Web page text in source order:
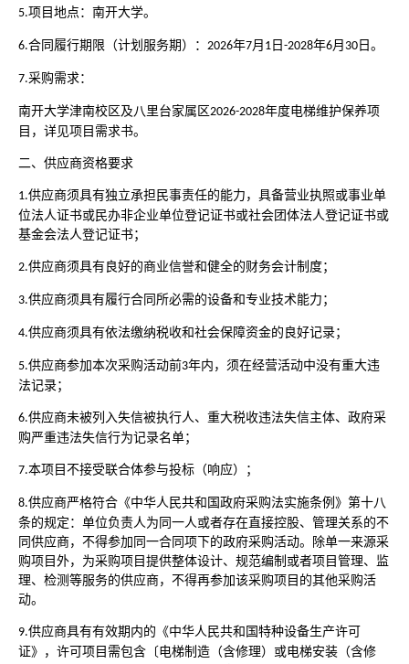
5.项目地点：南开大学。
6.合同履行期限（计划服务期）： 2026年7月 1 日 -2028年6月 30 日。
7.采购需求：
南开大学津南校区及八里台家属区2026-2028年度电梯维护保养项
目，详见项目需求书。
二、供应商资格要求
1.供应商须具有独立承担民事责任的能力，具备营业执照或事业单
位法人证书或民办非企业单位登记证书或社会团体法人登记证书或
基金会法人登记证书；
2.供应商须具有良好的商业信誉和健全的财务会计制度；
3.供应商须具有履行合同所必需的设备和专业技术能力；
4.供应商须具有依法缴纳税收和社会保障资金的良好记录；
5.供应商参加本次采购活动前3年内，须在经营活动中没有重大违
法记录；
6.供应商未被列入失信被执行人、重大税收违法失信主体、政府采
购严重违法失信行为记录名单；
7.本项目不接受联合体参与投标（响应）；
8.供应商严格符合《中华人民共和国政府采购法实施条例》第十八
条的规定：单位负责人为同一人或者存在直接控股、管理关系的不
同供应商，不得参加同一合同项下的政府采购活动。除单一来源采
购项目外，为采购项目提供整体设计、规范编制或者项目管理、监
理、检测等服务的供应商，不得再参加该采购项目的其他采购活
动。
9.供应商具有有效期内的《中华人民共和国特种设备生产许可
证》，许可项目需包含〔电梯制造（含修理）或电梯安装（含修